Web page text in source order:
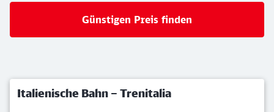
Günstigen Preis finden
Italienische Bahn – Trenitalia